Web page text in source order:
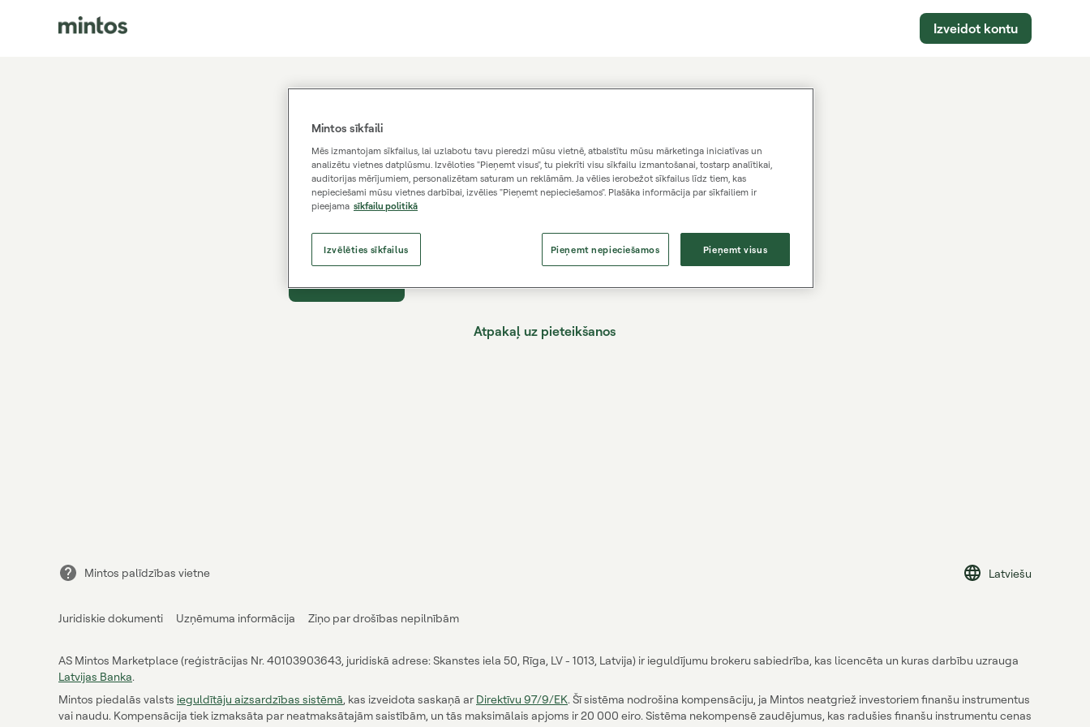
Izveidot kontu
Mēs nosūtīsim saiti, lai izveidotu jaunu paroli, uz Jūsu reģistrēto e-pasta adresi.
Atpakaļ uz pieteikšanos
Mintos palīdzības vietne Latviešu
Juridiskie dokumenti Uzņēmuma informācija Ziņo par drošības nepilnībām
AS Mintos Marketplace (reģistrācijas Nr. 40103903643, juridiskā adrese: Skanstes iela 50, Rīga, LV - 1013, Latvija) ir ieguldījumu brokeru sabiedrība, kas licencēta un kuras darbību uzrauga
Latvijas Banka.
Mintos piedalās valsts ieguldītāju aizsardzības sistēmā, kas izveidota saskaņā ar Direktīvu 97/9/EK. Šī sistēma nodrošina kompensāciju, ja Mintos neatgriež investoriem finanšu instrumentus
vai naudu. Kompensācija tiek izmaksāta par neatmaksātajām saistībām, un tās maksimālais apjoms ir 20 000 eiro. Sistēma nekompensē zaudējumus, kas radušies finanšu instrumentu cenas
Mintos sīkfaili
Mēs izmantojam sīkfailus, lai uzlabotu tavu pieredzi mūsu vietnē, atbalstītu mūsu mārketinga iniciatīvas un
analizētu vietnes datplūsmu. Izvēloties "Pieņemt visus", tu piekrīti visu sīkfailu izmantošanai, tostarp analītikai,
auditorijas mērījumiem, personalizētam saturam un reklāmām. Ja vēlies ierobežot sīkfailus līdz tiem, kas
nepieciešami mūsu vietnes darbībai, izvēlies "Pieņemt nepieciešamos". Plašāka informācija par sīkfailiem ir
pieejama sīkfailu politikā
Izvēlēties sīkfailus Pieņemt nepieciešamos Pieņemt visus